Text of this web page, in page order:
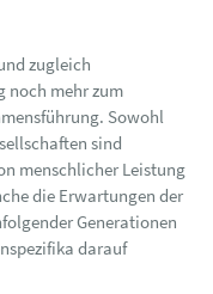
zugleich
mehr zum
Sowohl
sind
menschlicher Leistung
die Erwartungen der
Generationen
darauf